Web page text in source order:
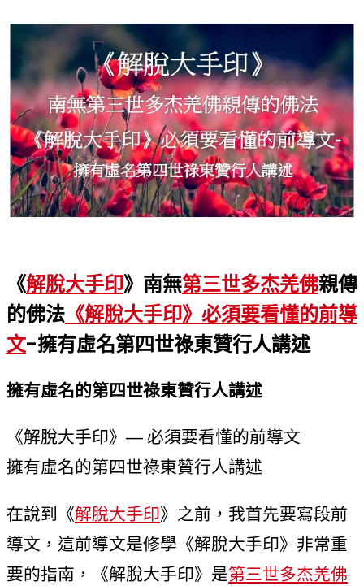
《解脫大手印》南無第三世多杰羌佛親傳
的佛法 《解脫大手印》必須要看懂的前導
文-擁有虛名第四世祿東贊行人講述
擁有虛名的第四世祿東贊行人講述
《解脫大手印》— 必須要看懂的前導文
擁有虛名的第四世祿東贊行人講述
在說到《解脫大手印》之前，我首先要寫段前
導文，這前導文是修學《解脫大手印》非常重
要的指南，《解脫大手印》是第三世多杰羌佛